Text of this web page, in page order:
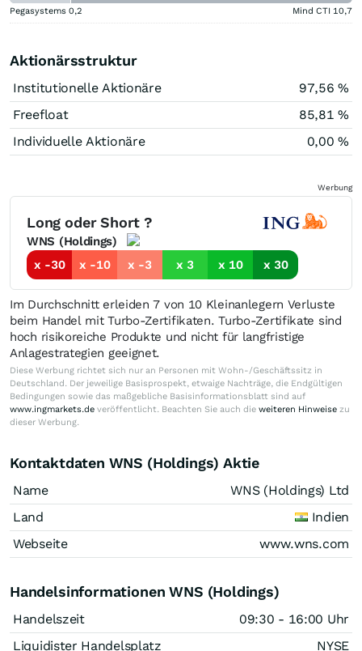
Pegasystems 0,2 Mind CTI 10,7
Aktionärsstruktur
Institutionelle Aktionäre
97,56 %
Freefloat
85,81 %
Individuelle Aktionäre
0,00 %
Werbung
Long oder Short ?
WNS (Holdings)
x -30
x -10 x -3 x 3 x 10 x 30
Im Durchschnitt erleiden 7 von 10 Kleinanlegern Verluste
beim Handel mit Turbo-Zertifikaten. Turbo-Zertifikate sind
hoch risikoreiche Produkte und nicht für langfristige
Anlagestrategien geeignet.
Diese Werbung richtet sich nur an Personen mit Wohn-/Geschäftssitz in
Deutschland. Der jeweilige Basisprospekt, etwaige Nachträge, die Endgültigen
Bedingungen sowie das maßgebliche Basisinformationsblatt sind auf
www.ingmarkets.de veröffentlicht. Beachten Sie auch die weiteren Hinweise zu
dieser Werbung.
Kontaktdaten WNS (Holdings) Aktie
Name
WNS (Holdings) Ltd
Land
Indien
Webseite
www.wns.com
Handelsinformationen WNS (Holdings)
Handelszeit
09:30 - 16:00 Uhr
Liquidister Handelsplatz
NYSE